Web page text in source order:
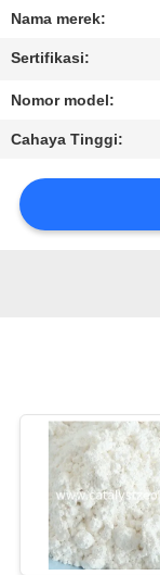
KUALITAS
KAMI
BERITA
POLICY
Nama merek:
Sertifikasi:
Nomor model:
Cahaya Tinggi: